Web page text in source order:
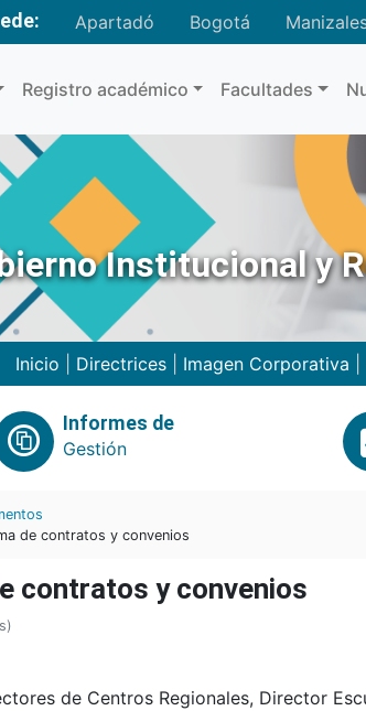
Apartadó Bogotá
Registro académico Facultades
Institucional y
Inicio Directrices Imagen Corporativa
Informes de
Gestión
de contratos y convenios
contratos y convenios
de Centros Regionales, Director